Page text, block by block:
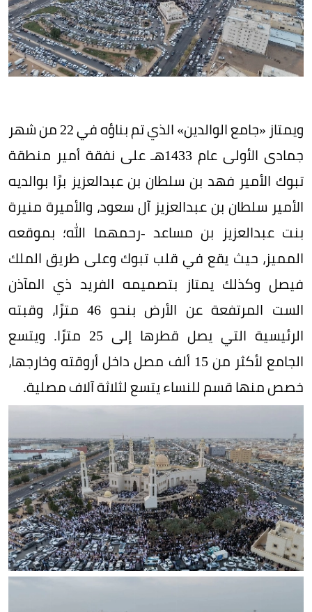
ويمتاز «جامع الوالدين» الذي تم بناؤه في 22 من شهر
جمادى الأولى عام 1433هـ على نفقة أمير منطقة
تبوك الأمير فهد بن سلطان بن عبدالعزيز برًا بوالديه
الأمير سلطان بن عبدالعزيز آل سعود، والأميرة منيرة
بنت عبدالعزيز بن مساعد -رحمهما الله؛ بموقعه
المميز، حيث يقع في قلب تبوك وعلى طريق الملك
فيصل وكذلك يمتاز بتصميمه الفريد ذي المآذن
الست المرتفعة عن الأرض بنحو 46 مترًا، وقبته
الرئيسية التي يصل قطرها إلى 25 مترًا. ويتسع
الجامع لأكثر من 15 ألف مصل داخل أروقته وخارجها،
خصص منها قسم للنساء يتسع لثلاثة آلاف مصلية.